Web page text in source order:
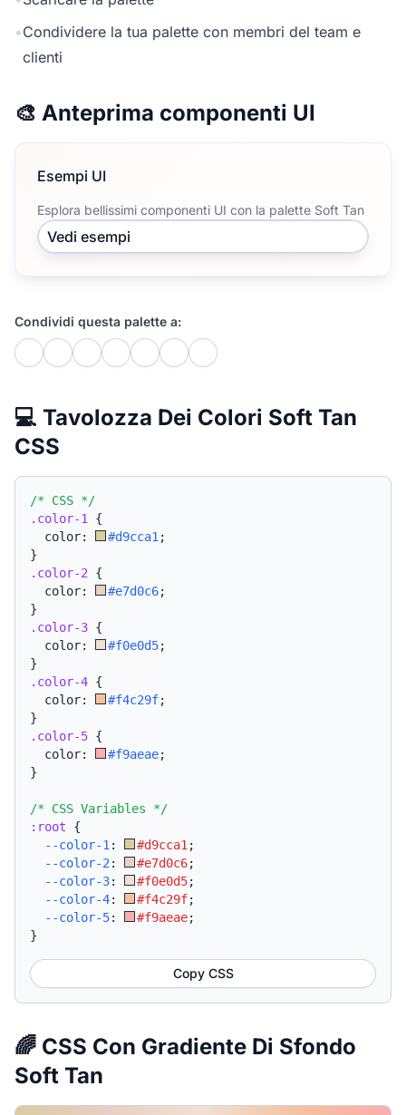
•Condividere la tua palette con membri del team e
clienti
🎨 Anteprima componenti UI
Esempi UI
Esplora bellissimi componenti UI con la palette Soft Tan
Vedi esempi
Condividi questa palette a:
💻 Tavolozza Dei Colori Soft Tan
CSS
/* CSS */
.color-1
{
  color:
#d9cca1 ;
}
.color-2 {
  color:
#e7d0c6;
}
.color-3 {
  color:
#f0e0d5;
}
.color-4 {
  color:
#f4c29f;
}
.color-5 {
  color:
#f9aeae;
}
/* CSS Variables */
:root {
--color-1 : #d9cca1 ;
--color-2 : #e7d0c6;
--color-3: #f0e0d5;
--color-4: #f4c29f;
--color-5: #f9aeae;
}
Copy CSS
🌈 CSS Con Gradiente Di Sfondo
Soft Tan